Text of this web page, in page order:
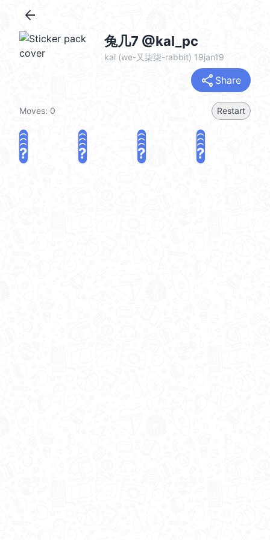
arrow_back
兔几7 @kal_pc
kal (we-又柒柒-rabbit) 19jan19
share Share
Moves: 0 Restart
? ? ? ?
? ? ? ?
? ? ? ?
? ? ? ?